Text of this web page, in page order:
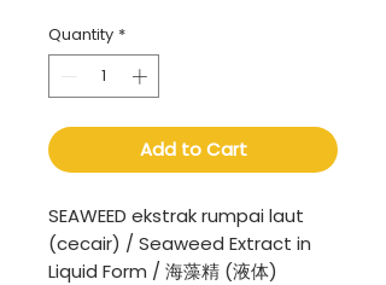
Quantity *
Add to Cart
SEAWEED ekstrak rumpai laut
(cecair) / Seaweed Extract in
Liquid Form / 海藻精 (液体)